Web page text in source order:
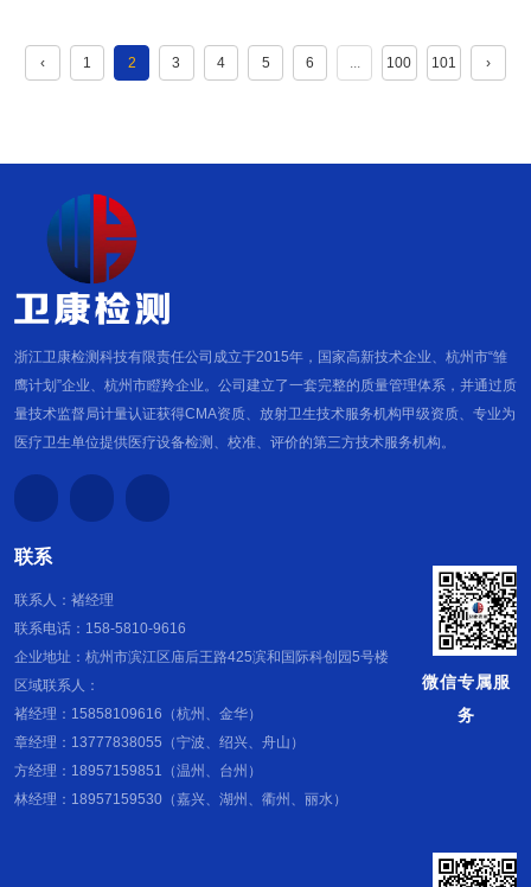
‹ 1 2 3 4 5 6 ... 100 101 ›
浙江卫康检测科技有限责任公司成立于2015年，国家高新技术企业、杭州市“雏
鹰计划”企业、杭州市瞪羚企业。公司建立了一套完整的质量管理体系，并通过质
量技术监督局计量认证获得CMA资质、放射卫生技术服务机构甲级资质、专业为
医疗卫生单位提供医疗设备检测、校准、评价的第三方技术服务机构。
联系
联系人：褚经理
联系电话：158-5810-9616
企业地址：杭州市滨江区庙后王路425滨和国际科创园5号楼
区域联系人：
褚经理：15858109616（杭州、金华）
章经理：13777838055（宁波、绍兴、舟山）
方经理：18957159851（温州、台州）
林经理：18957159530（嘉兴、湖州、衢州、丽水）
微信专属服
务